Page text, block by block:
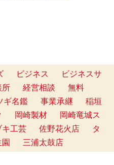
ビジネス
ビジネスサ
所 経営相談
無料
ギ名鑑 事業承継
稲垣
岡崎製材
岡崎竜城ス
キ工芸 佐野花火店
タ
三浦太鼓店